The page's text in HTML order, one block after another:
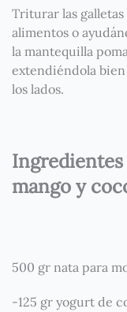
Triturar las
alimentos o
la mantequilla
extendiéndola
los lados.
Ingredientes
mango y
500 gr nata para
-125 gr yogurt de